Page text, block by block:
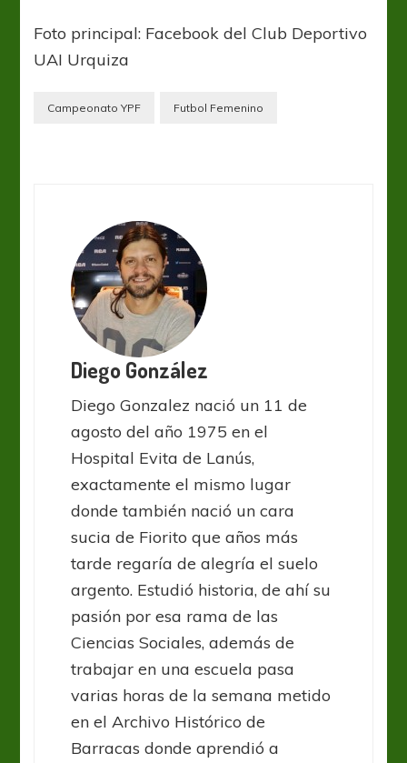
Foto principal: Facebook del Club Deportivo
UAI Urquiza
Campeonato YPF Futbol Femenino
Diego González
Diego Gonzalez nació un 11 de
agosto del año 1975 en el
Hospital Evita de Lanús,
exactamente el mismo lugar
donde también nació un cara
sucia de Fiorito que años más
tarde regaría de alegría el suelo
argento. Estudió historia, de ahí su
pasión por esa rama de las
Ciencias Sociales, además de
trabajar en una escuela pasa
varias horas de la semana metido
en el Archivo Histórico de
Barracas donde aprendió a